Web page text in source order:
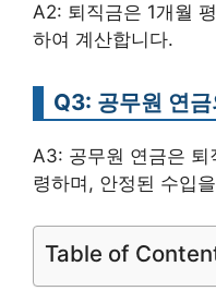
A2: 퇴직금은 1개월
하여 계산합니다.
Q3: 공무원 연
A3: 공무원 연금은 퇴
령하며, 안정된 수입
Table of